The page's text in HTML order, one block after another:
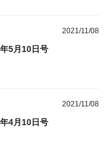
2021/11/08
5月10日号
2021/11/08
4月10日号